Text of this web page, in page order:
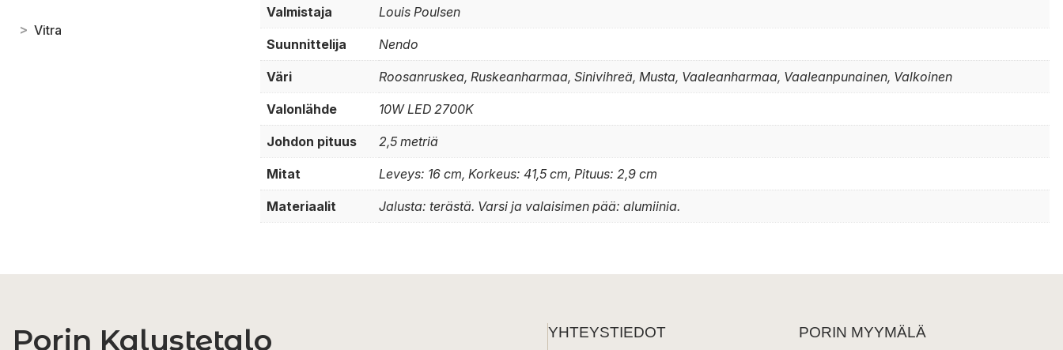
> Vitra
Valmistaja Louis Poulsen
Suunnittelija Nendo
Väri Roosanruskea, Ruskeanharmaa, Sinivihreä, Musta, Vaaleanharmaa, Vaaleanpunainen, Valkoinen
Valonlähde 10W LED 2700K
Johdon pituus 2,5 metriä
Mitat Leveys: 16 cm, Korkeus: 41,5 cm, Pituus: 2,9 cm
Materiaalit Jalusta: terästä. Varsi ja valaisimen pää: alumiinia.
Porin Kalustetalo YHTEYSTIEDOT PORIN MYYMÄLÄ